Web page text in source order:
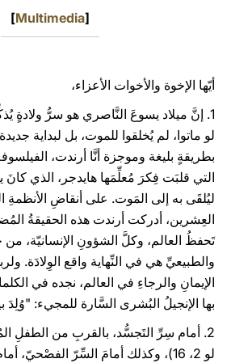
[
Multimedia
]
أيّها الإخوة والأخوات الأعزاء،
1. إنَّ ميلاد يسوعَ النَّاصري هو سرُّ ولادةٍ
لو ماتوا، لم يُخلقوا للموت، بل لبداية
بطريقةٍ بليغة وموجزة أنَّا أرندت، الفيلسوفةُ
التي قلبَت فِكرَ مُعلِّمَها هايدجر، الذي كانَ
ليُلقَى به إلى المَوت. على أنقاضِ الأنظمةِ
العِشرين، أدركت أرندت هذه الحقيقةُ
تَحفظُ العالم، وكلَّ الشؤونِ الإنسانيّة، من
والطبيعيِّ هي في النِّهاية واقع الوِلادَة.
الإيمانِ والرجاءِ في العالم، نجده في
بها الإنجيلُ البُشرى السَّارة للمجيء: "وُلِدَ
2. أمام سِرِّ التَجسُّد، بالقربِ من الطفلِ
لو 2، 16)، وكذلك أمامَ السِّرّ الفصْحيّ،